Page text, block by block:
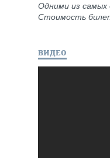
Одними из самых
Стоимость
ВИДЕО